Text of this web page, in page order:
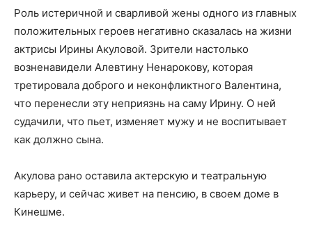
Роль истеричной и сварливой жены одного из главных
положительных героев негативно сказалась на жизни
актрисы Ирины Акуловой. Зрители настолько
возненавидели Алевтину Ненарокову, которая
третировала доброго и неконфликтного Валентина,
что перенесли эту неприязнь на саму Ирину. О ней
судачили, что пьет, изменяет мужу и не воспитывает
как должно сына.
Акулова рано оставила актерскую и театральную
карьеру, и сейчас живет на пенсию, в своем доме в
Кинешме.